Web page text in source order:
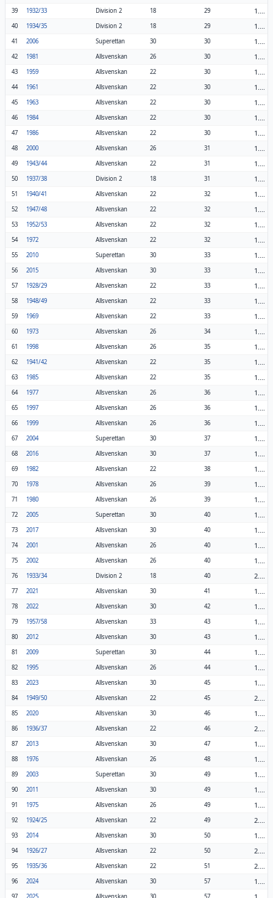
39 1932/33 Division 2 18 29
40 1934/35 Division 2 18 29
41 2006 Superettan 30 30
42 1981 Allsvenskan 26 30
43 1959 Allsvenskan 22 30
44 1961 Allsvenskan 22 30
45 1963 Allsvenskan 22 30
46 1984 Allsvenskan 22 30
47 1986 Allsvenskan 22 30
48 2000 Allsvenskan 26 31
49 1943/44 Allsvenskan 22 31
50 1937/38 Division 2 18 31
51 1940/41 Allsvenskan 22 32
52 1947/48 Allsvenskan 22 32
53 1952/53 Allsvenskan 22 32
54 1972 Allsvenskan 22 32
55 2010 Superettan 30 33
56 2015 Allsvenskan 30 33
57 1928/29 Allsvenskan 22 33
58 1948/49 Allsvenskan 22 33
59 1969 Allsvenskan 22 33
60 1973 Allsvenskan 26 34
61 1998 Allsvenskan 26 35
62 1941/42 Allsvenskan 22 35
63 1985 Allsvenskan 22 35
64 1977 Allsvenskan 26 36
65 1997 Allsvenskan 26 36
66 1999 Allsvenskan 26 36
67 2004 Superettan 30 37
68 2016 Allsvenskan 30 37
69 1982 Allsvenskan 22 38
70 1978 Allsvenskan 26 39
71 1980 Allsvenskan 26 39
72 2005 Superettan 30 40
73 2017 Allsvenskan 30 40
74 2001 Allsvenskan 26 40
75 2002 Allsvenskan 26 40
76 1933/34 Division 2 18 40
77 2021 Allsvenskan 30 41
78 2022 Allsvenskan 30 42
79 1957/58 Allsvenskan 33 43
80 2012 Allsvenskan 30 43
81 2009 Superettan 30 44
82 1995 Allsvenskan 26 44
83 2023 Allsvenskan 30 45
84 1949/50 Allsvenskan 22 45
85 2020 Allsvenskan 30 46
86 1936/37 Allsvenskan 22 46
87 2013 Allsvenskan 30 47
88 1976 Allsvenskan 26 48
89 2003 Superettan 30 49
90 2011 Allsvenskan 30 49
91 1975 Allsvenskan 26 49
92 1924/25 Allsvenskan 22 49
93 2014 Allsvenskan 30 50
94 1926/27 Allsvenskan 22 50
95 1935/36 Allsvenskan 22 51
96 2024 Allsvenskan 30 57
97 2025 Allsvenskan 30 57